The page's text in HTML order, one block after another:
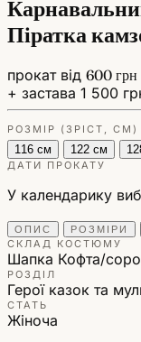
Піратка
прокат від 600 грн
+ застава 1 500
РОЗМІР (ЗРІСТ, СМ)
116 см
122 см
ДАТИ ПРОКАТУ
У календарику
ОПИС РОЗМІРИ
СКЛАД КОСТЮМУ
Шапка Кофта/
РОЗДІЛ
Герої казок та
СТАТЬ
Жіноча